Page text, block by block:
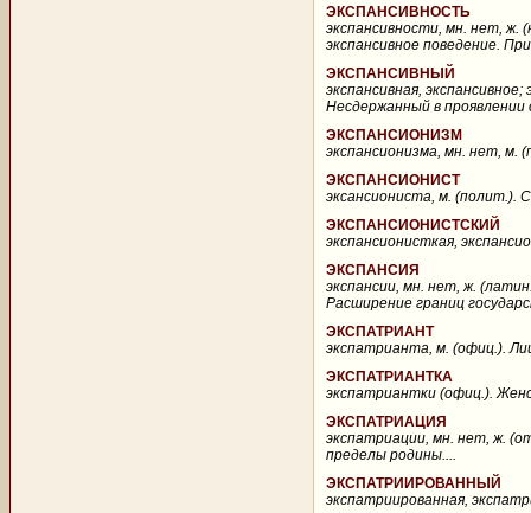
ЭКСПАНСИВНОСТЬ
экспансивности, мн. нет, ж.
экспансивное поведение.
ЭКСПАНСИВНЫЙ
экспансивная,
Несдержанный в
ЭКСПАНСИОНИЗМ
экспансионизма, мн. нет, м.
ЭКСПАНСИОНИСТ
эксансиониста, м. (полит.).
ЭКСПАНСИОНИСТСКИЙ
экспансионисткая,
ЭКСПАНСИЯ
экспансии, мн. нет, ж.
Расширение границ
ЭКСПАТРИАНТ
экспатрианта, м. (офиц.).
ЭКСПАТРИАНТКА
экспатриантки (офиц.).
ЭКСПАТРИАЦИЯ
экспатриации, мн. нет, ж.
пределы родины....
ЭКСПАТРИИРОВАННЫЙ
экспатриированная,